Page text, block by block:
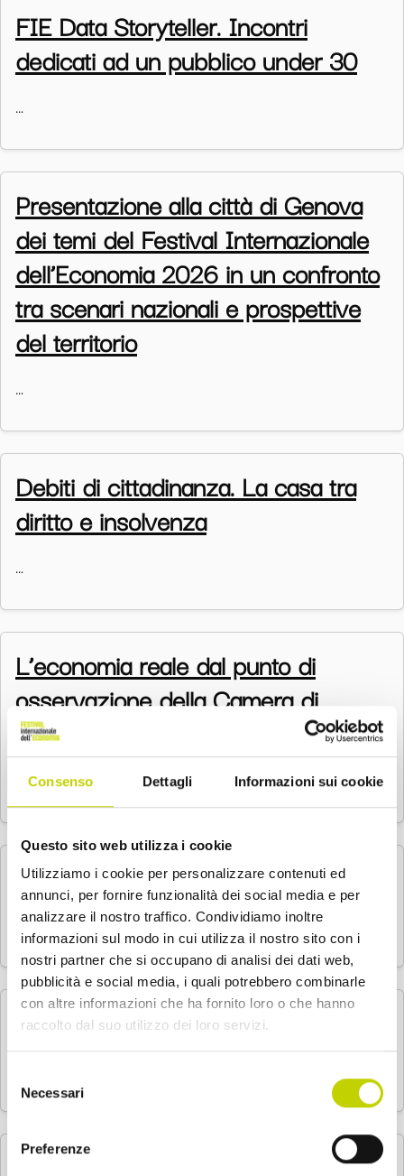
Consenso Dettagli Informazioni sui cookie
Questo sito web utilizza i cookie
Utilizziamo i cookie per personalizzare contenuti ed
annunci, per fornire funzionalità dei social media e per
analizzare il nostro traffico. Condividiamo inoltre
informazioni sul modo in cui utilizza il nostro sito con i
nostri partner che si occupano di analisi dei dati web,
pubblicità e social media, i quali potrebbero combinarle
con altre informazioni che ha fornito loro o che hanno
raccolto dal suo utilizzo dei loro servizi.
delNecessari
Preferenze
FIE Data Storyteller. Incontri
dedicati ad un pubblico under 30
…
Presentazione alla città di Genova
dei temi del Festival Internazionale
dell’Economia 2026 in un confronto
tra scenari nazionali e prospettive
del territorio
…
Debiti di cittadinanza. La casa tra
diritto e insolvenza
…
L’economia reale dal punto di
osservazione della Camera di
Commercio di Cuneo
CCA Summer School
…
Una breve storia del monopsonio
Una storia della ricchezza